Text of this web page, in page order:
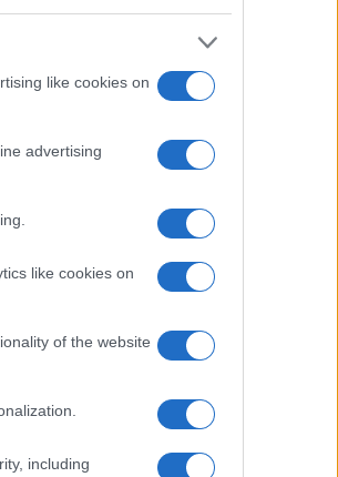
like cookies on
advertising
like cookies on
of the website
including
I nostri cari
I nostri cari
Giovannimaria